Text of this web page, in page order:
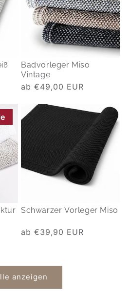
Badvorleger Miso
Vintage
Normaler
ab €49,00 EUR
Schwarzer Vorleger Miso
Normaler
ab €39,90 EUR
anzeigen